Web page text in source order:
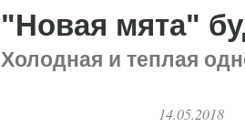
"Новая мята"
Холодная и теплая
14.05.2018